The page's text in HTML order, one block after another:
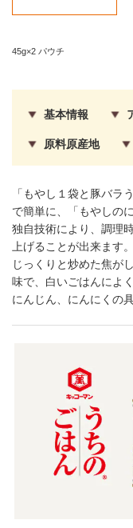
45g×2 パウチ
「もやし１袋と豚バラ
で簡単に、「もやしの
独自技術により、調理
上げることが出来ます。
じっくりと炒めた焦が
味で、白いごはんによ
にんじん、にんにくの
基本情報
原料原産地